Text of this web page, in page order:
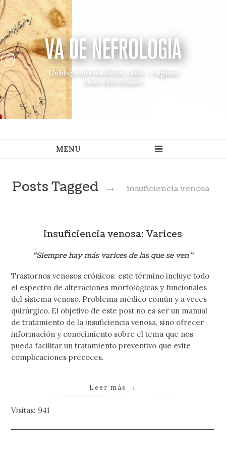
VA DE NEFROLOGÍA
Un blog sobre medicina, salud... y algunas
otras curiosidades.
Posts Tagged → insuficiencia venosa
Insuficiencia venosa: Varices
“Siempre hay más varices de las que se ven”
Trastornos venosos crónicos: este término incluye todo
el espectro de alteraciones morfológicas y funcionales
del sistema venoso. Problema médico común y a veces
quirúrgico. El objetivo de este post no es ser un manual
de tratamiento de la insuficiencia venosa, sino ofrecer
información y conocimiento sobre el tema que nos
pueda facilitar un tratamiento preventivo que evite
complicaciones precoces.
Leer más →
Visitas: 941